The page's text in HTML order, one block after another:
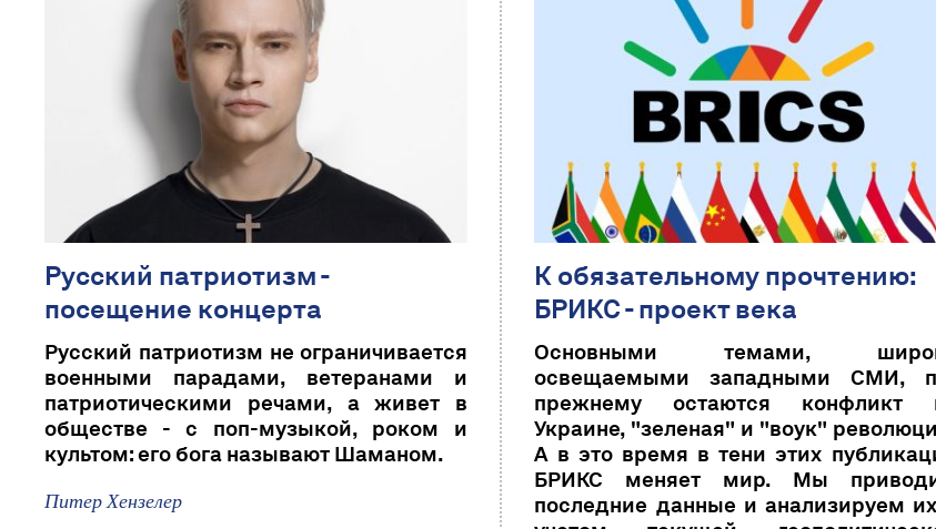
Русский патриотизм -
посещение концерта
Русский патриотизм не ограничивается
военными парадами, ветеранами и
патриотическими речами, а живет в
обществе - с поп-музыкой, роком и
культом: его бога называют Шаманом.
Питер Хензелер
К обязательному прочтению:
БРИКС - проект века
Основными темами,
освещаемыми западными СМИ,
прежнему остаются конфликт
Украине, "зеленая" и "воук"
А в это время в тени этих
БРИКС меняет мир. Мы
последние данные и анализируем